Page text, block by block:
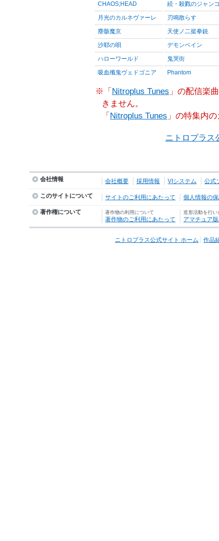
CHAOS;HEAD 続・殺戮のジャン
月光のカルネヴァーレ 刃鳴散らす
塵骸魔京 天使ノ二挺拳銃
沙耶の唄 デモンベイン
ハローワールド 鬼哭街
吸血殲鬼ヴェドゴニア Phantom
※「 Nitroplus Tunes 」の配信楽
きません。
「 Nitroplus Tunes 」の特集内
ニトロプラス
会社情報 会社概要 採用情報 VIシステム 公式
このサイトについて サイトのご利用にあたって 個人情報の
著作権について 著作物の利用について
著作物のご利用にあたって
造形活動を行い
アマチュア
ニトロプラス公式サイト ホーム 作品